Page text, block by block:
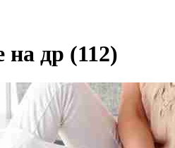
на др (112)